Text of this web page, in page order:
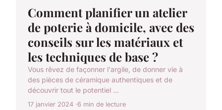
Comment planifier un atelier
de poterie à domicile, avec des
conseils sur les matériaux et
les techniques de base ?
Vous rêvez de façonner l'argile, de donner vie à
des pièces de céramique authentiques et de
découvrir tout le potentiel ...
17 janvier 2024 6 min de lecture